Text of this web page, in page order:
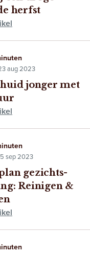
herfst
aug 2023
jonger met
sep 2023
gezichts-
Reinigen &